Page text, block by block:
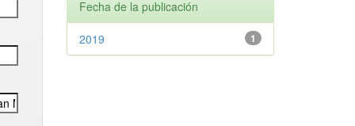
Fecha de la publicación
1
2019